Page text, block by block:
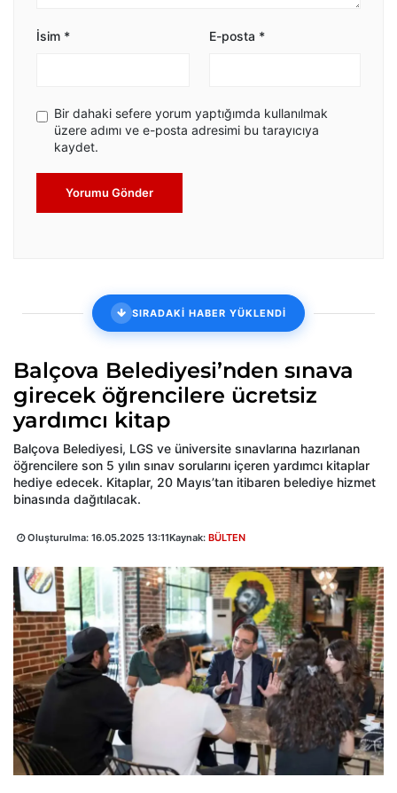
İsim * E-posta *
Bir dahaki sefere yorum yaptığımda kullanılmak
üzere adımı ve e-posta adresimi bu tarayıcıya
kaydet.
Yorumu Gönder
SIRADAKİ HABER YÜKLENDİ
Balçova Belediyesi’nden sınava
girecek öğrencilere ücretsiz
yardımcı kitap
Balçova Belediyesi, LGS ve üniversite sınavlarına hazırlanan
öğrencilere son 5 yılın sınav sorularını içeren yardımcı kitaplar
hediye edecek. Kitaplar, 20 Mayıs’tan itibaren belediye hizmet
binasında dağıtılacak.
Oluşturulma: 16.05.2025 13:11Kaynak: BÜLTEN